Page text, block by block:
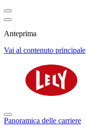
Anteprima
Vai al contenuto principale
Panoramica delle carriere